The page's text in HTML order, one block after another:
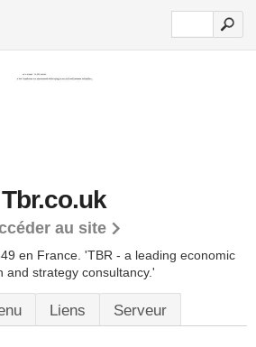
Tbr.co.uk
au site
en France. 'TBR - a leading economic
and strategy consultancy.'
Liens Serveur